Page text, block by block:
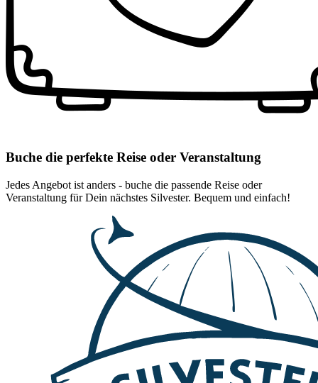
Buche die perfekte Reise oder Veranstaltung
Jedes Angebot ist anders - buche die passende Reise oder
Veranstaltung für Dein nächstes Silvester. Bequem und einfach!